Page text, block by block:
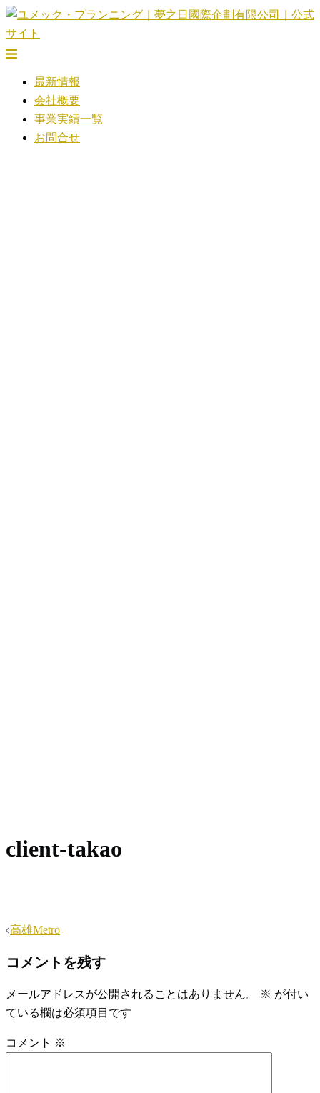
コ
ン
テ
ト
最新情報
会社概要
事業実績一覧
お問合せ
client-takao
投
ナ
ビ
ゲ
シ
高雄Metro
コメントを残す
メールアドレスが公開されることはありません。 ※ が付い
ている欄は必須項目です
コメント ※